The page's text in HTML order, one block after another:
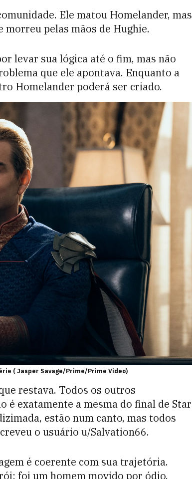
Ele matou Homelander, mas
pelas mãos de Hughie.
levar sua lógica até o fim, mas não
que ele apontava. Enquanto a
Homelander poderá ser criado.
( Jasper Savage/Prime/Prime Video)
restava. Todos os outros
é exatamente a mesma do final de Star
estão num canto, mas todos
o usuário u/Salvation66.
é coerente com sua trajetória.
foi um homem movido por ódio,